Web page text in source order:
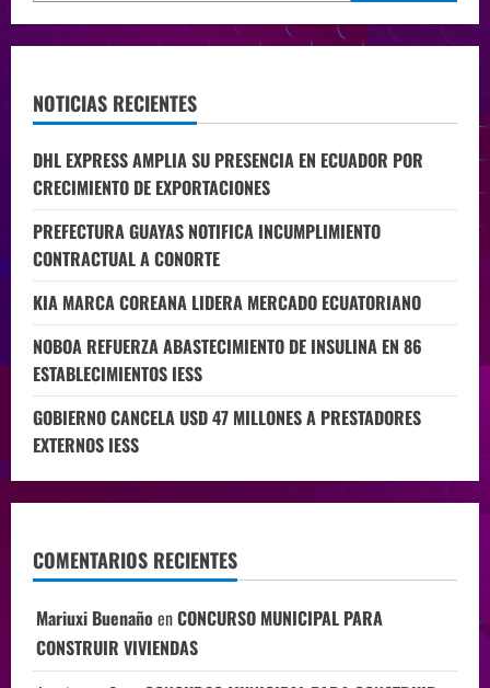
NOTICIAS RECIENTES
DHL EXPRESS AMPLIA SU PRESENCIA EN ECUADOR POR
CRECIMIENTO DE EXPORTACIONES
PREFECTURA GUAYAS NOTIFICA INCUMPLIMIENTO
CONTRACTUAL A CONORTE
KIA MARCA COREANA LIDERA MERCADO ECUATORIANO
NOBOA REFUERZA ABASTECIMIENTO DE INSULINA EN 86
ESTABLECIMIENTOS IESS
GOBIERNO CANCELA USD 47 MILLONES A PRESTADORES
EXTERNOS IESS
COMENTARIOS RECIENTES
Mariuxi Buenaño enCONCURSO MUNICIPAL PARA
CONSTRUIR VIVIENDAS